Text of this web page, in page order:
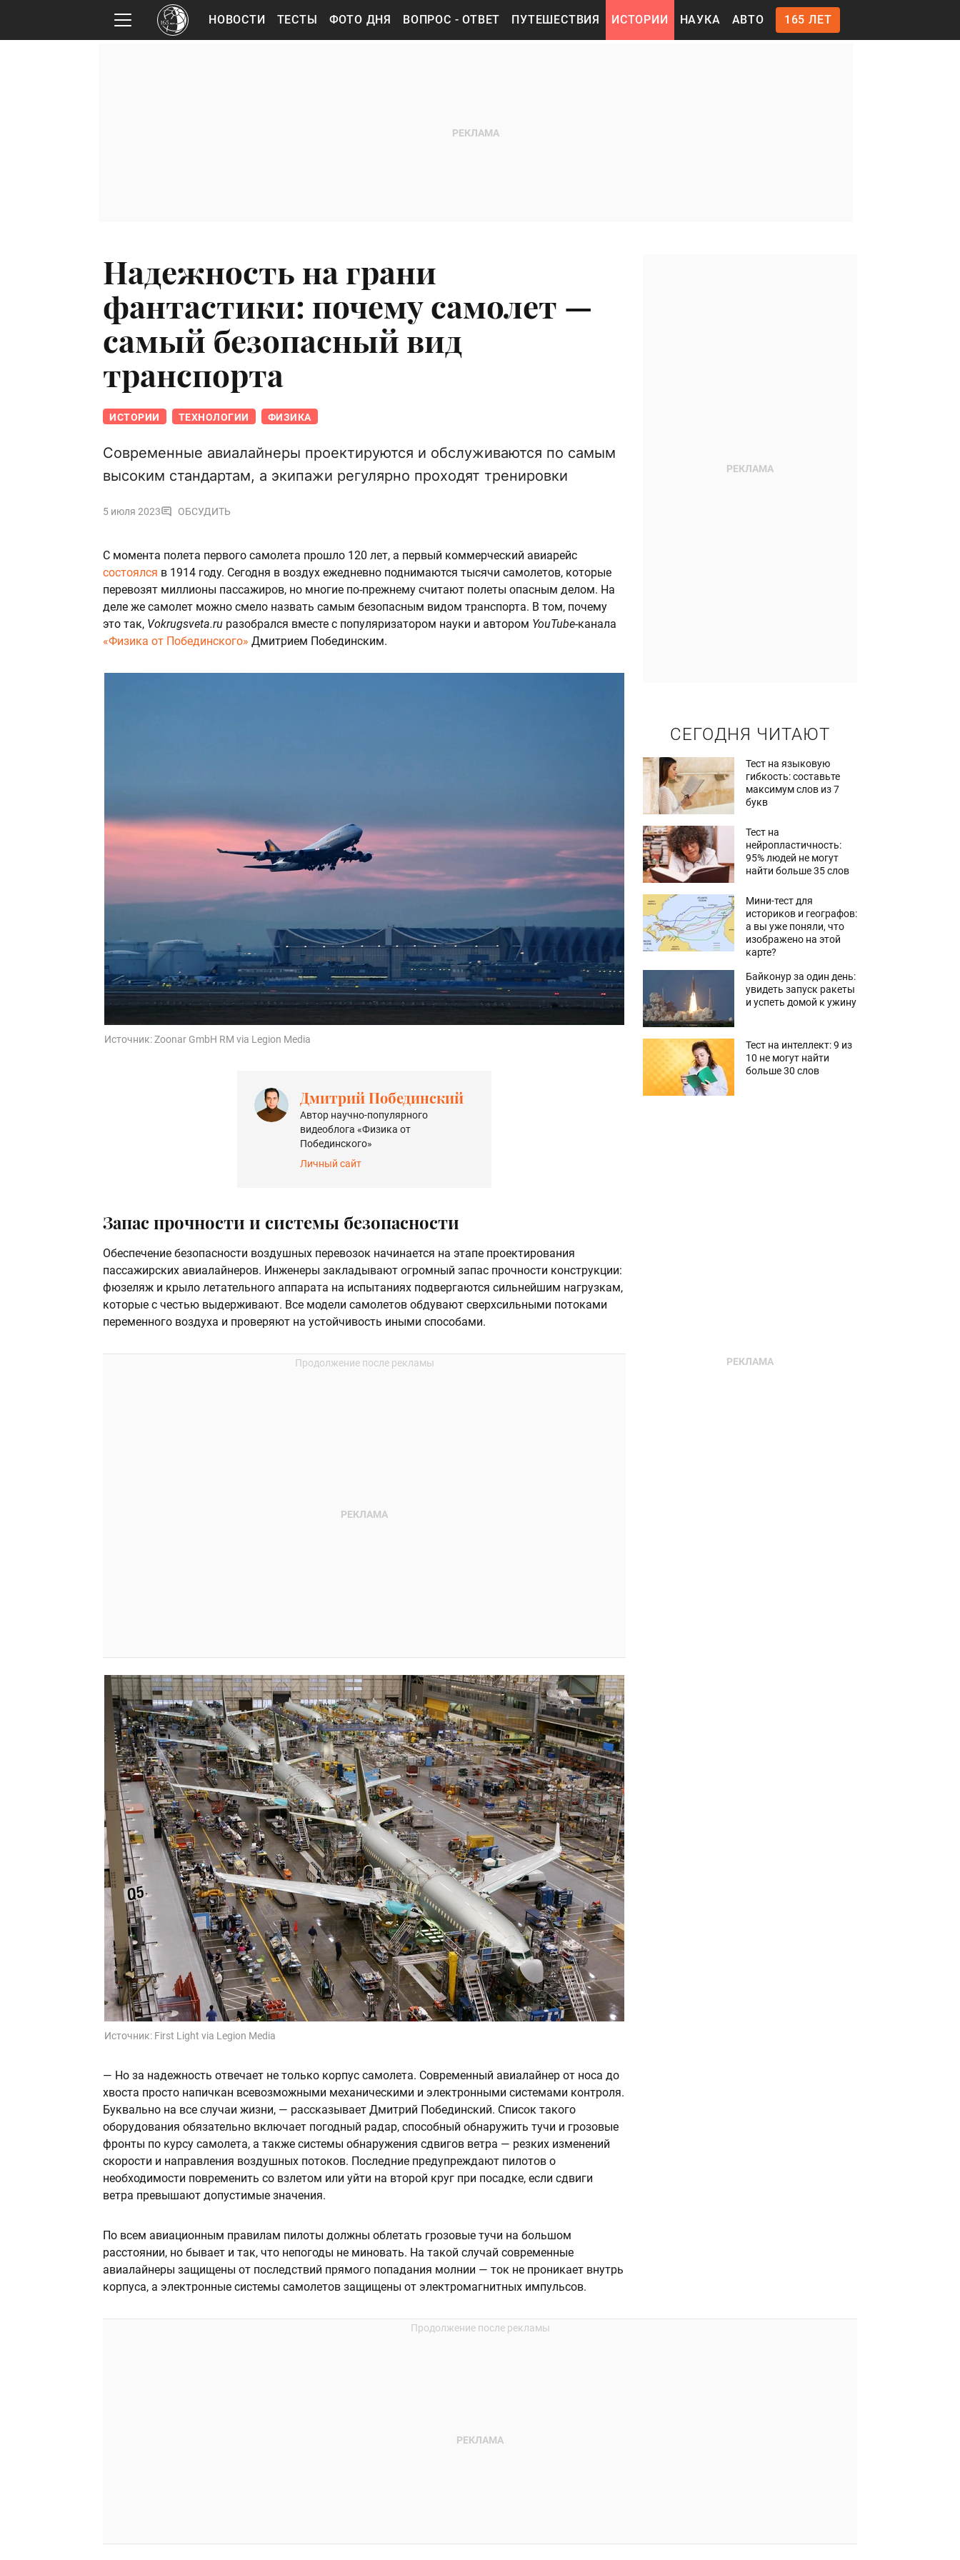
НОВОСТИ ТЕСТЫ ФОТО ДНЯ ВОПРОС - ОТВЕТ ПУТЕШЕСТВИЯ ИСТОРИИ НАУКА АВТО 165 ЛЕТ
Надежность на грани
фантастики: почему самолет —
самый безопасный вид
транспорта
ИСТОРИИ ТЕХНОЛОГИИ ФИЗИКА
Современные авиалайнеры проектируются и обслуживаются по самым
высоким стандартам, а экипажи регулярно проходят тренировки
5 июля 2023 ОБСУДИТЬ
С момента полета первого самолета прошло 120 лет, а первый коммерческий авиарейс
состоялся в 1914 году. Сегодня в воздух ежедневно поднимаются тысячи самолетов, которые
перевозят миллионы пассажиров, но многие по-прежнему считают полеты опасным делом. На
деле же самолет можно смело назвать самым безопасным видом транспорта. В том, почему
это так, Vokrugsveta.ru разобрался вместе с популяризатором науки и автором YouTube-канала
«Физика от Побединского» Дмитрием Побединским.
Источник:Zoonar GmbH RM via Legion Media
Дмитрий Побединский
Автор научно-популярного
видеоблога «Физика от
Побединского»
Личный сайт
Запас прочности и системы безопасности
Обеспечение безопасности воздушных перевозок начинается на этапе проектирования
пассажирских авиалайнеров. Инженеры закладывают огромный запас прочности конструкции:
фюзеляж и крыло летательного аппарата на испытаниях подвергаются сильнейшим нагрузкам,
которые с честью выдерживают. Все модели самолетов обдувают сверхсильными потоками
переменного воздуха и проверяют на устойчивость иными способами.
Источник: First Light via Legion Media
— Но за надежность отвечает не только корпус самолета. Современный авиалайнер от носа до
хвоста просто напичкан всевозможными механическими и электронными системами контроля.
Буквально на все случаи жизни, — рассказывает Дмитрий Побединский. Список такого
оборудования обязательно включает погодный радар, способный обнаружить тучи и грозовые
фронты по курсу самолета, а также системы обнаружения сдвигов ветра — резких изменений
скорости и направления воздушных потоков. Последние предупреждают пилотов о
необходимости повременить со взлетом или уйти на второй круг при посадке, если сдвиги
ветра превышают допустимые значения.
По всем авиационным правилам пилоты должны облетать грозовые тучи на большом
расстоянии, но бывает и так, что непогоды не миновать. На такой случай современные
авиалайнеры защищены от последствий прямого попадания молнии — ток не проникает внутрь
корпуса, а электронные системы самолетов защищены от электромагнитных импульсов.
СЕГОДНЯ ЧИТАЮТ
Тест на языковую
гибкость: составьте
максимум слов из 7
букв
Тест на
нейропластичность:
95% людей не могут
найти больше 35 слов
Мини-тест для
историков и географов:
а вы уже поняли, что
изображено на этой
карте?
Байконур за один день:
увидеть запуск ракеты
и успеть домой к ужину
Тест на интеллект: 9 из
10 не могут найти
больше 30 слов